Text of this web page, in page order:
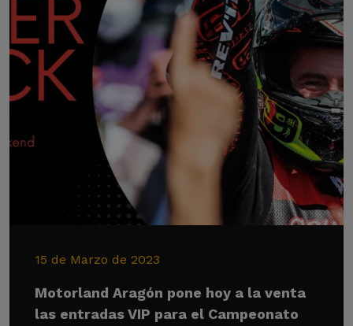
15 de Marzo de 2023
Motorland Aragón pone hoy a la venta
las entradas VIP para el Campeonato